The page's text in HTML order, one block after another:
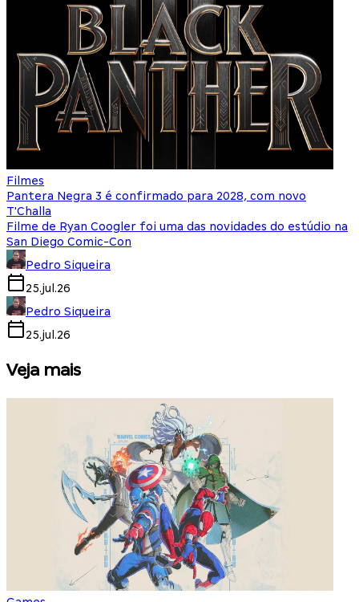
Filmes
Pantera Negra 3 é confirmado para 2028, com novo
T'Challa
Filme de Ryan Coogler foi uma das novidades do estúdio na
San Diego Comic-Con
Pedro Siqueira
25.jul.26
Pedro Siqueira
25.jul.26
Veja mais